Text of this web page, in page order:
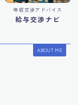
年収交渉アドバイス
給与交渉ナビ
ABOUT ME